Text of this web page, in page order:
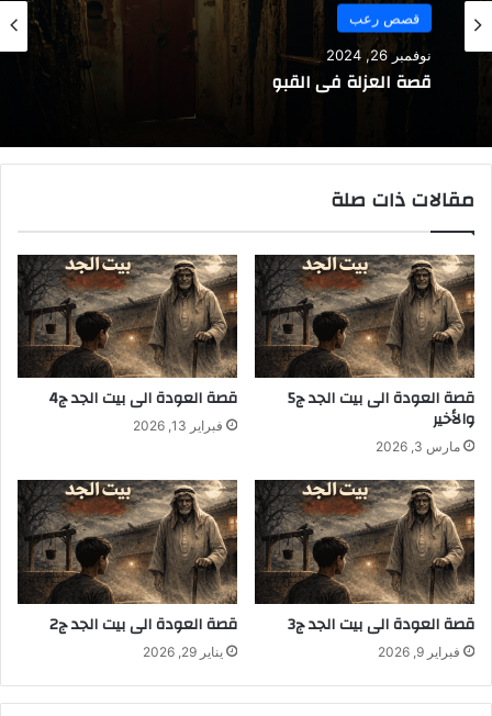
قصص رعب
نوفمبر 26, 2024
قصة العزلة في القبو
قصص رعب
يناير 26, 2026
مقالات ذات صلة
قصة العودة الى بيت الجد ج5
والأخير
مارس 3, 2026
قصة العودة الى بيت الجد ج4
فبراير 13, 2026
قصة العودة الى بيت الجد ج3
فبراير 9, 2026
قصة العودة الى بيت الجد ج2
يناير 29, 2026